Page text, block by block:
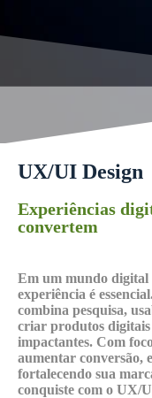
UX/UI Design
Experiências
convertem
Em um mundo digital
experiência é
combina pesquisa,
criar produtos digitais
impactantes. Com
aumentar conversão,
fortalecendo sua
conquiste com o UX/